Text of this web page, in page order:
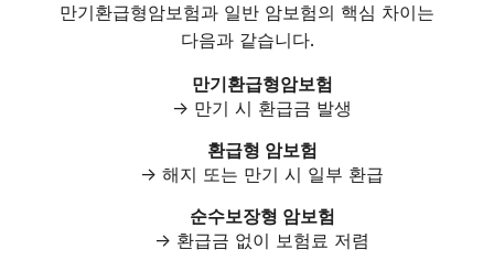
만기환급형암보험과 일반 암보험의 핵심 차이는
다음과 같습니다.
만기환급형암보험
→ 만기 시 환급금 발생
환급형 암보험
→ 해지 또는 만기 시 일부 환급
순수보장형 암보험
→ 환급금 없이 보험료 저렴